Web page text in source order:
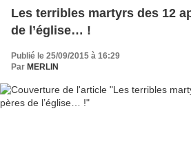
Les terribles martyrs des 12
de l’église… !
Publié le 25/09/2015 à 16:29
Par MERLIN